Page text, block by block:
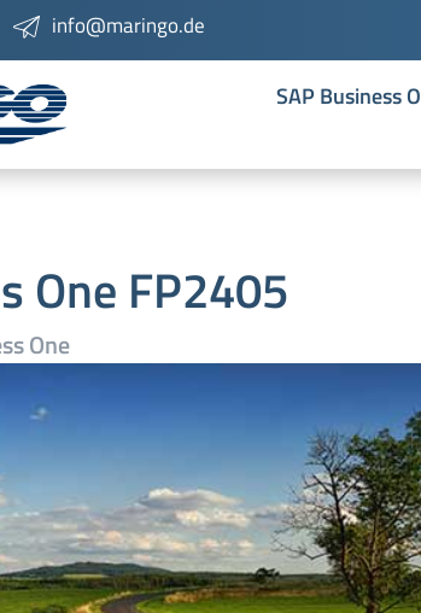
info@maringo.de
SAP Business
One FP2405
One